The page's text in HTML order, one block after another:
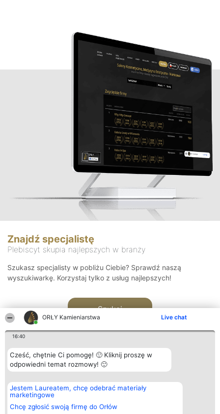
ORŁY Kamieniarstwa Live chat
16:40
Cześć, chętnie Ci pomogę! 🙂 Kliknij proszę w
odpowiedni temat rozmowy! 🙂
Jestem Laureatem, chcę odebrać materiały
marketingowe
Chcę zgłosić swoją firmę do Orłów
Znajdź specjalistę
Plebiscyt skupia najlepszych w branży
Szukasz specjalisty w pobliżu Ciebie? Sprawdź naszą
wyszukiwarkę. Korzystaj tylko z usług najlepszych!
Szukaj
Organizator plebiscytu
Bright Side Solutions sp. z o.
o. sp. k.
ul. Ruska 22
Wrocław 50-079
Plebiscyt
Laureaci
wszystkich
Laureatów
Kontakt
Kontakt